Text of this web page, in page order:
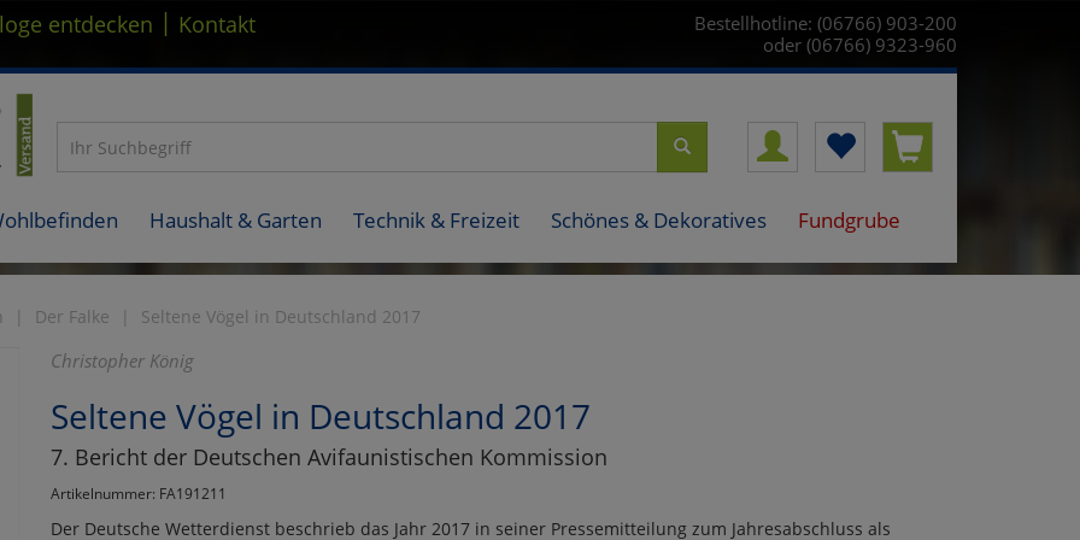
entdecken | Kontakt
Bestellhotline: (06766) 903-200
oder (06766) 9323-960
Haushalt & Garten Technik & Freizeit Schönes & Dekoratives Fundgrube
Der Falke Seltene Vögel in Deutschland 2017
Christopher König
Seltene Vögel in Deutschland 2017
7. Bericht der Deutschen Avifaunistischen Kommission
Artikelnummer: FA191211
Der Deutsche Wetterdienst beschrieb das Jahr 2017 in seiner Pressemitteilung zum Jahresabschluss als